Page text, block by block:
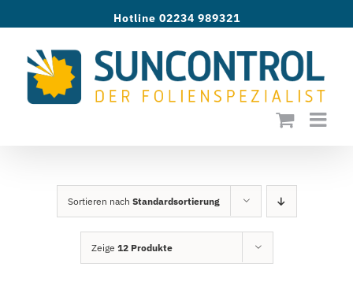
springen
Hotline 02234 989321
Sortieren nach Standardsortierung
Zeige 12 Produkte